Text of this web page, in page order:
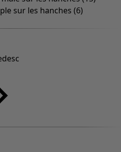
sur les hanches (6)